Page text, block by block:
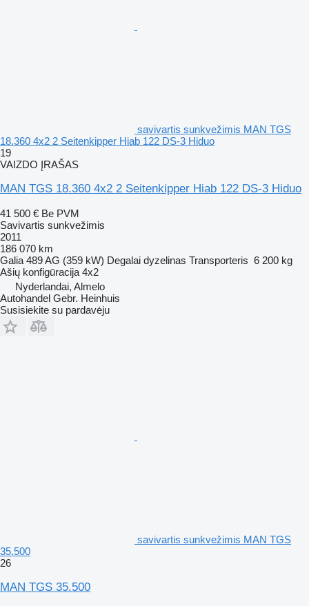
savivartis sunkvežimis MAN TGS
18.360 4x2 2 Seitenkipper Hiab 122 DS-3 Hiduo
19
VAIZDO ĮRAŠAS
MAN TGS 18.360 4x2 2 Seitenkipper Hiab 122 DS-3 Hiduo
41 500 € Be PVM
Savivartis sunkvežimis
2011
186 070 km
Galia 489 AG (359 kW) Degalai dyzelinas Transporteris 6 200 kg
Ašių konfigūracija 4x2
Nyderlandai, Almelo
Autohandel Gebr. Heinhuis
Susisiekite su pardavėju
savivartis sunkvežimis MAN TGS
35.500
26
MAN TGS 35.500